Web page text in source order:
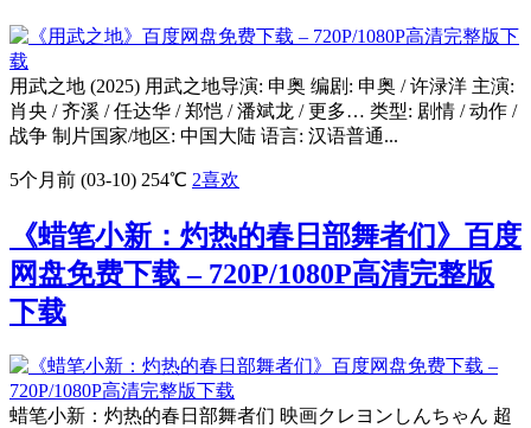
用武之地 (2025) 用武之地导演: 申奥 编剧: 申奥 / 许渌洋 主演:
肖央 / 齐溪 / 任达华 / 郑恺 / 潘斌龙 / 更多… 类型: 剧情 / 动作 /
战争 制片国家/地区: 中国大陆 语言: 汉语普通...
5个月前 (03-10) 254℃ 2喜欢
《蜡笔小新：灼热的春日部舞者们》百度
网盘免费下载 – 720P/1080P高清完整版
下载
蜡笔小新：灼热的春日部舞者们 映画クレヨンしんちゃん 超